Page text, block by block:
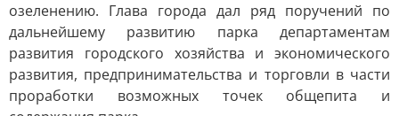
озеленению. Глава города дал ряд поручений по
дальнейшему развитию парка департаментам
развития городского хозяйства и экономического
развития, предпринимательства и торговли в части
проработки возможных точек общепита и